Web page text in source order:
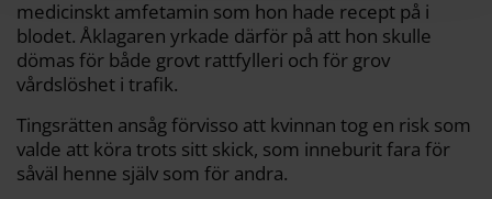
medicinskt amfetamin som hon hade recept på i
blodet. Åklagaren yrkade därför på att hon skulle
dömas för både grovt rattfylleri och för grov
vårdslöshet i trafik.
Tingsrätten ansåg förvisso att kvinnan tog en risk som
valde att köra trots sitt skick, som inneburit fara för
såväl henne själv som för andra.